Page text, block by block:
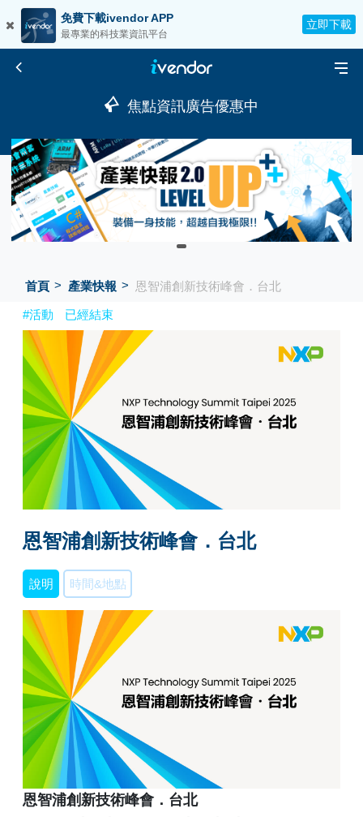
免費下載ivendor APP
最專業的科技業資訊平台
立即下載
焦點資訊廣告優惠中
首頁 產業快報 恩智浦創新技術峰會．台北
#活動 已經結束
恩智浦創新技術峰會．台北
說明 時間&地點
恩智浦創新技術峰會．台北